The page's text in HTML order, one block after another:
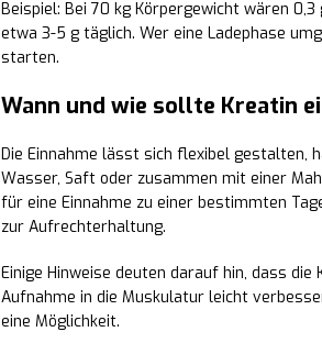
Beispiel: Bei 70 kg Körpergewicht wären
etwa 3-5 g täglich. Wer eine Ladephase
starten.
Wann und wie sollte Kreatin
Die Einnahme lässt sich flexibel gestalten,
Wasser, Saft oder zusammen mit einer
für eine Einnahme zu einer bestimmten
zur Aufrechterhaltung.
Einige Hinweise deuten darauf hin, dass
Aufnahme in die Muskulatur leicht
eine Möglichkeit.